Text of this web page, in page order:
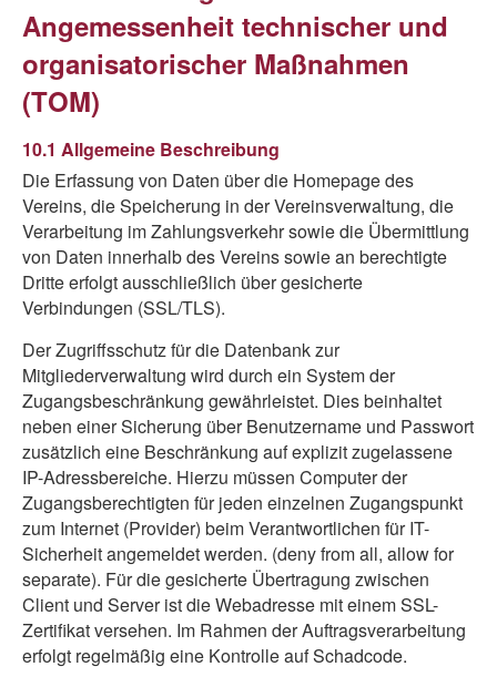
Angemessenheit technischer und
organisatorischer Maßnahmen
(TOM)
10.1 Allgemeine Beschreibung
Die Erfassung von Daten über die Homepage des
Vereins, die Speicherung in der Vereinsverwaltung, die
Verarbeitung im Zahlungsverkehr sowie die Übermittlung
von Daten innerhalb des Vereins sowie an berechtigte
Dritte erfolgt ausschließlich über gesicherte
Verbindungen (SSL/TLS).
Der Zugriffsschutz für die Datenbank zur
Mitgliederverwaltung wird durch ein System der
Zugangsbeschränkung gewährleistet. Dies beinhaltet
neben einer Sicherung über Benutzername und Passwort
zusätzlich eine Beschränkung auf explizit zugelassene
IP-Adressbereiche. Hierzu müssen Computer der
Zugangsberechtigten für jeden einzelnen Zugangspunkt
zum Internet (Provider) beim Verantwortlichen für IT-
Sicherheit angemeldet werden. (deny from all, allow for
separate). Für die gesicherte Übertragung zwischen
Client und Server ist die Webadresse mit einem SSL-
Zertifikat versehen. Im Rahmen der Auftragsverarbeitung
erfolgt regelmäßig eine Kontrolle auf Schadcode.